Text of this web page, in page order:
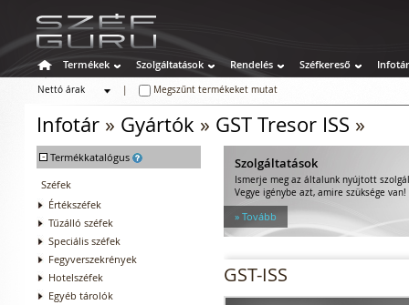
Termékek Szolgáltatások Rendelés Széfkereső Infotár
Nettó árak
Megszűnt termékeket mutat
Infotár » Gyártók » GST Tresor ISS »
- Termékkatalógus
Széfek
Értékszéfek
Tűzálló széfek
Speciális széfek
Fegyverszekrények
Hotelszéfek
Egyéb tárolók
Szolgáltatások
Ismerje meg az általunk nyújtott
Vegye igénybe azt, amire szüksége van!
» Tovább
GST-ISS